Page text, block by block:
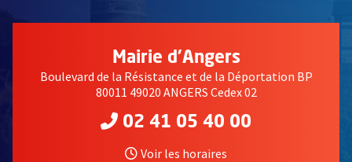
Mairie d'Angers
Boulevard de la Résistance et de la Déportation BP
80011 49020 ANGERS Cedex 02
02 41 05 40 00
Voir les horaires